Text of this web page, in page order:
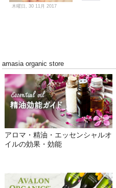
木曜日, 30 11月 2017
amasia organic store
アロマ・精油・エッセンシャルオ
イルの効果・効能